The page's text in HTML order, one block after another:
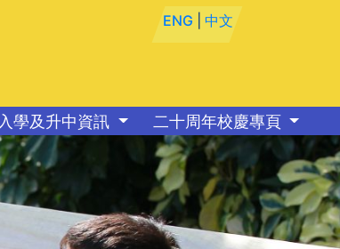
ENG |中文
入學及升中資訊 二十周年校慶專頁